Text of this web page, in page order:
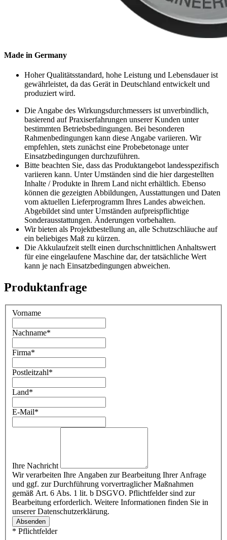
Made in Germany
Hoher Qualitätsstandard, hohe Leistung und Lebensdauer ist
gewährleistet, da das Gerät in Deutschland entwickelt und
produziert wird.
Die Angabe des Wirkungsdurchmessers ist unverbindlich,
basierend auf Praxiserfahrungen unserer Kunden unter
bestimmten Betriebsbedingungen. Bei besonderen
Rahmenbedingungen kann diese Angabe variieren. Wir
empfehlen, stets zunächst eine Probebetonage unter
Einsatzbedingungen durchzuführen.
Bitte beachten Sie, dass das Produktangebot landesspezifisch
variieren kann. Unter Umständen sind die hier dargestellten
Inhalte / Produkte in Ihrem Land nicht erhältlich. Ebenso
können die gezeigten Abbildungen, Ausstattungen und Daten
vom aktuellen Lieferprogramm Ihres Landes abweichen.
Abgebildet sind unter Umständen aufpreispflichtige
Sonderausstattungen. Änderungen vorbehalten.
Wir bieten als Projektbestellung an, alle Schutzschläuche auf
ein beliebiges Maß zu kürzen.
Die Akkulaufzeit stellt einen durchschnittlichen Anhaltswert
für eine eingelaufene Maschine dar, der tatsächliche Wert
kann je nach Einsatzbedingungen abweichen.
Produktanfrage
Vorname
Nachname*
Firma*
Postleitzahl*
Land*
E-Mail*
Ihre Nachricht
Wir verarbeiten Ihre Angaben zur Bearbeitung Ihrer Anfrage
und ggf. zur Durchführung vorvertraglicher Maßnahmen
gemäß Art. 6 Abs. 1 lit. b DSGVO. Pflichtfelder sind zur
Bearbeitung erforderlich. Weitere Informationen finden Sie in
unserer Datenschutzerklärung.
Absenden
* Pflichtfelder